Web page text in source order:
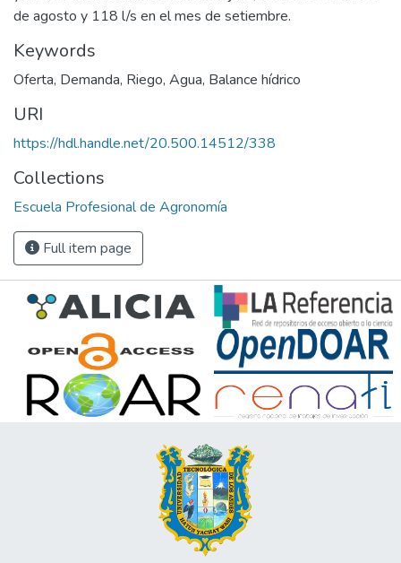
de agosto y 118 l/s en el mes de setiembre.
Keywords
Oferta, Demanda, Riego, Agua, Balance hídrico
URI
https://hdl.handle.net/20.500.14512/338
Collections
Escuela Profesional de Agronomía
Full item page